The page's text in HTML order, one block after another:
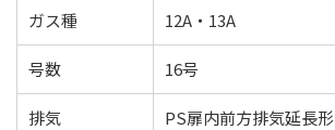
ガス種 12A・13A
号数 16号
排気 PS扉内前方排気延長形